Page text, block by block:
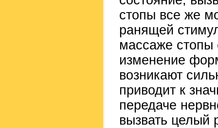
стопы все же
ранящей
массаже стопы
изменение
возникают
приводит к
передаче
вызвать целый